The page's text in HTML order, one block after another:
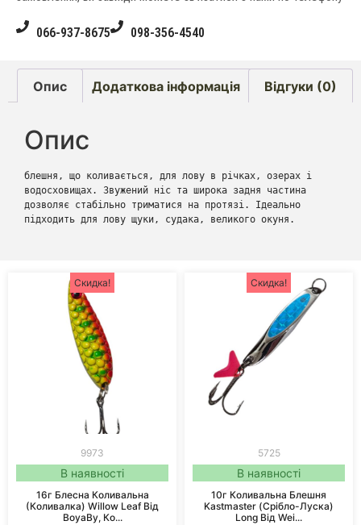
066-937-8675 098-356-4540
Опис Додаткова інформація Відгуки (0)
Опис
блешня, що коливається, для лову в річках, озерах і
водосховищах. Звужений ніс та широка задня частина
дозволяє стабільно триматися на протязі. Ідеально
підходить для лову щуки, судака, великого окуня.
Скидка!
9973
В наявності
16г Блесна Коливальна
(коливалка) Willow Leaf Від
BoyaBy, Ко...
Скидка!
5725
В наявності
10г Коливальна Блешня
Kastmaster (срібло-Луска)
Long Від Wei...